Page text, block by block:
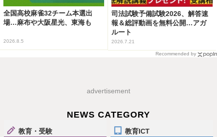
全国高校麻雀32チーム本選出
場…麻布や大阪星光、東海も
2026.8.5
司法試験予備試験2026、解答速
報＆総評動画を無料公開…アガ
ルート
2026.7.21
Recommended by
advertisement
NEWS CATEGORY
教育・受験 教育ICT